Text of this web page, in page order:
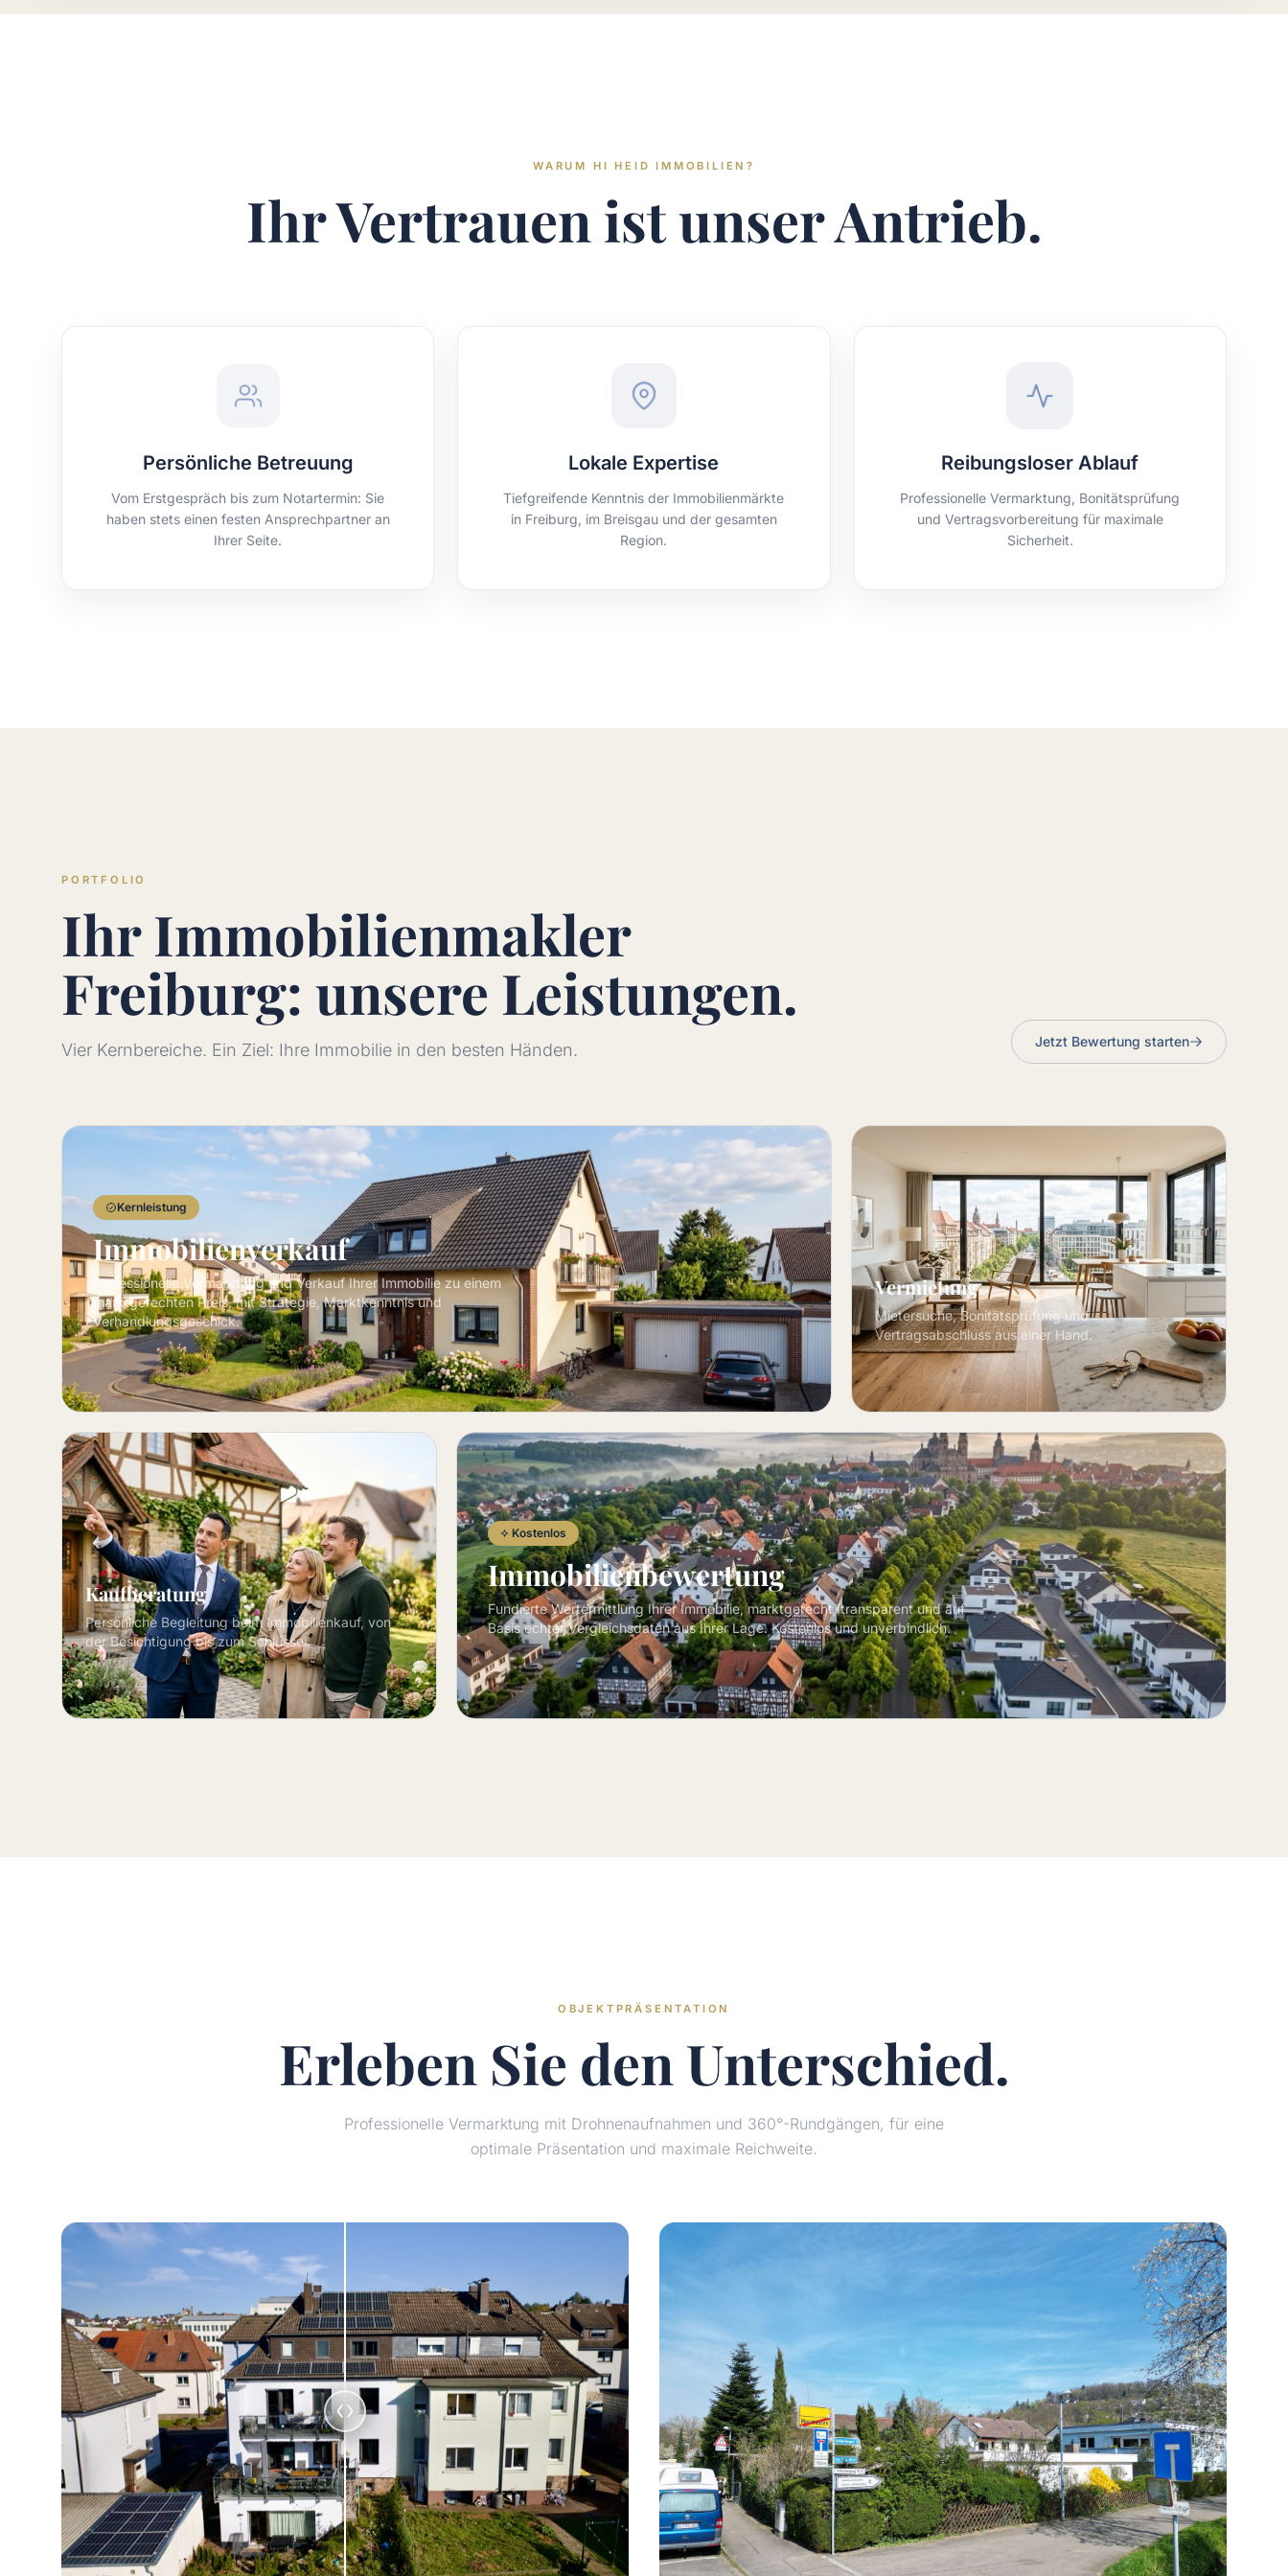
WARUM HI HEID IMMOBILIEN?
Ihr Vertrauen ist unserAntrieb.
Persönliche Betreuung
Vom Erstgespräch bis zum Notartermin: Sie
haben stets einen festen Ansprechpartner an
Ihrer Seite.
Lokale Expertise
Tiefgreifende Kenntnis der Immobilienmärkte
in Freiburg, im Breisgau und der gesamten
Region.
Reibungsloser Ablauf
Professionelle Vermarktung, Bonitätsprüfung
und Vertragsvorbereitung für maximale
Sicherheit.
PORTFOLIO
Ihr Immobilienmakler
Freiburg: unsere Leistungen.
Vier Kernbereiche. Ein Ziel: Ihre Immobilie in den besten Händen. Jetzt Bewertung starten
Kernleistung
Immobilienverkauf
Professionelle Vermarktung und Verkauf Ihrer Immobilie zu einem
marktgerechten Preis, mit Strategie, Marktkenntnis und
Verhandlungsgeschick.
Vermietung
Mietersuche, Bonitätsprüfung und
Vertragsabschluss aus einer Hand.
Kaufberatung
Persönliche Begleitung beim Immobilienkauf, von
der Besichtigung bis zum Schlüssel.
Kostenlos
Immobilienbewertung
Fundierte Wertermittlung Ihrer Immobilie, marktgerecht, transparent und auf
Basis echter Vergleichsdaten aus Ihrer Lage. Kostenlos und unverbindlich.
OBJEKTPRÄSENTATION
Erleben Sie den Unterschied.
Professionelle Vermarktung mit Drohnenaufnahmen und 360°-Rundgängen, für eine
optimale Präsentation und maximale Reichweite.